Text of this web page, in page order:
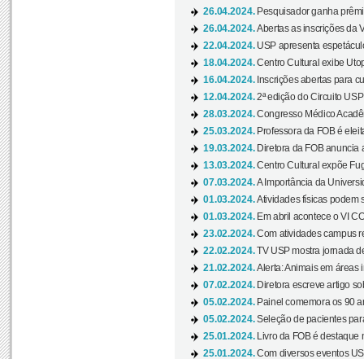
26.04.2024. Pesquisador ganha
26.04.2024.Abertas as inscrições da
22.04.2024. USP apresenta
18.04.2024.Centro Cultural exibe
16.04.2024. Inscrições abertas para
12.04.2024.2ª edição do Circuito
28.03.2024.Congresso Médico
25.03.2024. Professora da FOB é
19.03.2024. Diretora da FOB anuncia
13.03.2024.Centro Cultural expõe
07.03.2024.A Importância da
01.03.2024.Atividades físicas podem
01.03.2024. Em abril acontece o VI
23.02.2024.Com atividades campus
22.02.2024.TV USP mostra jornada
21.02.2024.Alerta: Animais em áreas
07.02.2024. Diretora escreve artigo
05.02.2024. Painel comemora os 90
05.02.2024.Seleção de pacientes
25.01.2024.
Livro da FOB é destaque
25.01.2024.Com diversos eventos